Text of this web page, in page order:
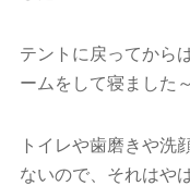
テントに戻ってから
ームをして寝ました～
トイレや歯磨きや洗
ないので、それはや